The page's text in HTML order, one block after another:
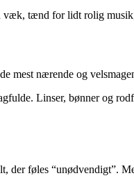
tænd for lidt rolig
mest nærende og
Linser, bønner og
der føles “unødvendigt”.